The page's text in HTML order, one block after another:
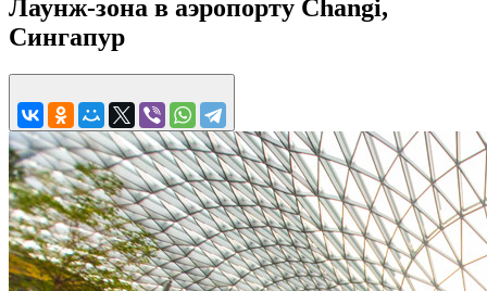
Лаунж-зона в аэропорту Changi,
Сингапур